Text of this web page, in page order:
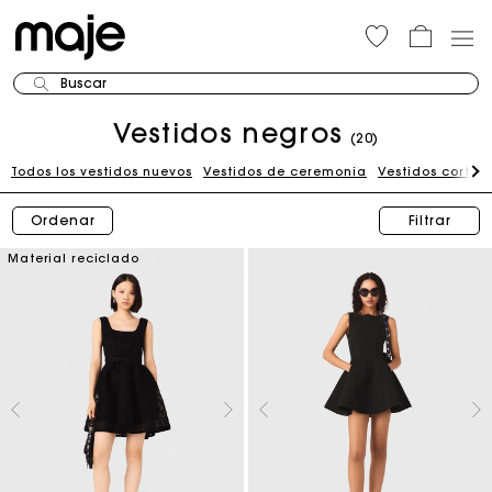
Buscar
Vestidos negros (20)
Todos los vestidos nuevos Vestidos de ceremonia Vestidos cortos
Ordenar Filtrar
Material reciclado